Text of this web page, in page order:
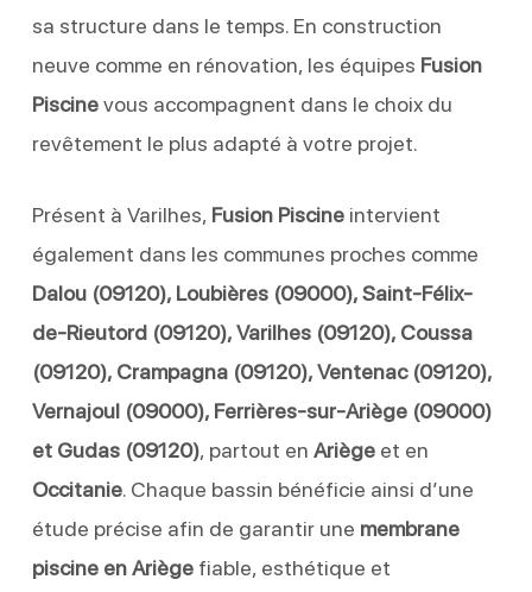
sa structure dans le temps. En construction
neuve comme en rénovation, les équipes Fusion
Piscinevous accompagnent dans le choix du
revêtement le plus adapté à votre projet.
Présent à Varilhes, Fusion Piscineintervient
également dans les communes proches comme
Dalou (09120), Loubières (09000), Saint-Félix-
de-Rieutord (09120), Varilhes (09120), Coussa
(09120), Crampagna (09120), Ventenac (09120),
Vernajoul (09000), Ferrières-sur-Ariège (09000)
et Gudas (09120), partout en Ariègeet en
Occitanie. Chaque bassin bénéficie ainsi d’une
étude précise afin de garantir une membrane
piscine en Ariègefiable, esthétique et